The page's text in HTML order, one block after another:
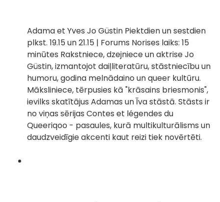
Adama et Yves Jo Güstin Piektdien un sestdien
plkst. 19.15 un 21.15 | Forums Norises laiks: 15
minūtes Rakstniece, dzejniece un aktrise Jo
Güstin, izmantojot daiļliteratūru, stāstniecību un
humoru, godina melnādaino un queer kultūru.
Māksliniece, tērpusies kā "krāsains briesmonis",
ievilks skatītājus Adamas un Īva stāstā. Stāsts ir
no viņas sērijas Contes et légendes du
Queeriqoo - pasaules, kurā multikulturālisms un
daudzveidīgie akcenti kaut reizi tiek novērtēti.